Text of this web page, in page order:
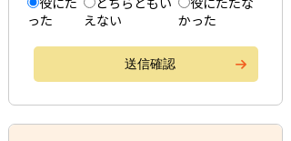
った
えない
かった